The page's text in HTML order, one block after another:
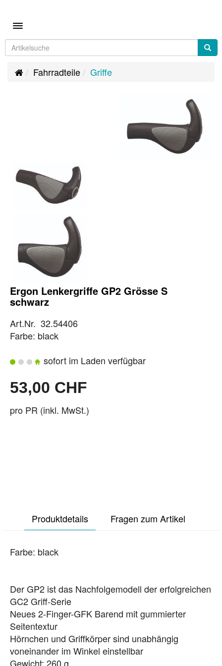
Toggle navigation
Fahrradteile Griffe
Ergon Lenkergriffe GP2 Grösse S
schwarz
Art.Nr. 32.54406
Farbe: black
sofort im Laden verfügbar
53,00 CHF
pro PR (inkl. MwSt.)
Produktdetails Fragen zum Artikel
Farbe: black
Der GP2 ist das Nachfolgemodell der erfolgreichen
GC2 Griff-Serie
Neues 2-Finger-GFK Barend mit gummierter
Seitentextur
Hörnchen und Griffkörper sind unabhängig
voneinander im Winkel einstellbar
Gewicht: 260 g